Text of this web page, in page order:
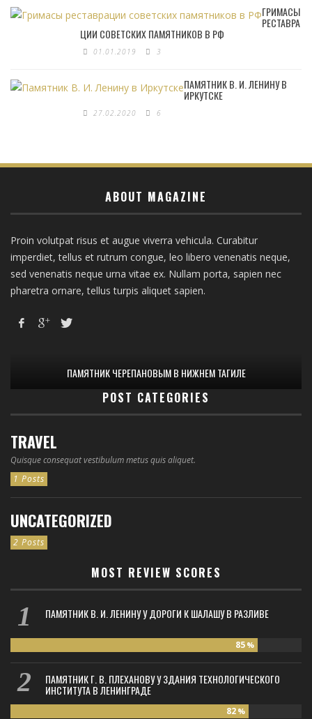
ГРИМАСЫ
РЕСТАВРА
ЦИИ СОВЕТСКИХ ПАМЯТНИКОВ В РФ
01.01.2019 3
ПАМЯТНИК В. И. ЛЕНИНУ В
ИРКУТСКЕ
27.02.2020 6
ABOUT MAGAZINE
Proin volutpat risus et augue viverra vehicula. Curabitur
imperdiet, tellus et rutrum congue, leo libero venenatis neque,
sed venenatis neque urna vitae ex. Nullam porta, sapien nec
pharetra ornare, tellus turpis aliquet sapien.
ПАМЯТНИК ЧЕРЕПАНОВЫМ В НИЖНЕМ ТАГИЛЕ
POST CATEGORIES
TRAVEL
Quisque consequat vestibulum metus quis aliquet.
1 Posts
UNCATEGORIZED
2 Posts
MOST REVIEW SCORES
ПАМЯТНИК В. И. ЛЕНИНУ У ДОРОГИ К ШАЛАШУ В РАЗЛИВЕ
85 %
ПАМЯТНИК Г. В. ПЛЕХАНОВУ У ЗДАНИЯ ТЕХНОЛОГИЧЕСКОГО
ИНСТИТУТА В ЛЕНИНГРАДЕ
82 %